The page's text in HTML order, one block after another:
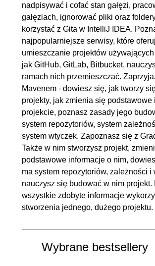
10. Podsumowanie - bot na
10.1. Przygotowanie
środowiska pracy
10.2. Łączenie się z botem
oraz automatyczne
przydzielanie rangi
użytkownikom
10.3. Implementacja systemu
komend oraz tworzenie
komend
10.4. Blokowanie wysyłania
potencjalnie szkodliwych plików
nadpisywać i cofać stan gałęzi,
gałęziach, ignorować pliki oraz
korzystać z Gita w IntelliJ IDEA.
najpopularniejsze serwisy, które
umieszczanie projektów
jak GitHub, GitLab, Bitbucket,
ramach nich przemieszczać.
Mavenem - dowiesz się, jak tworzy
projekty, jak zmienia się podstawowe
projekcie, poznasz zasady jego
system repozytoriów, system
system wtyczek. Zapoznasz się z
Także w nim stworzysz projekt,
podstawowe informacje o nim,
ma system repozytoriów, zależności i
nauczysz się budować w nim projekt.
wszystkie zdobyte informacje
stworzenia jednego, dużego projektu.
Wybrane bestsellery